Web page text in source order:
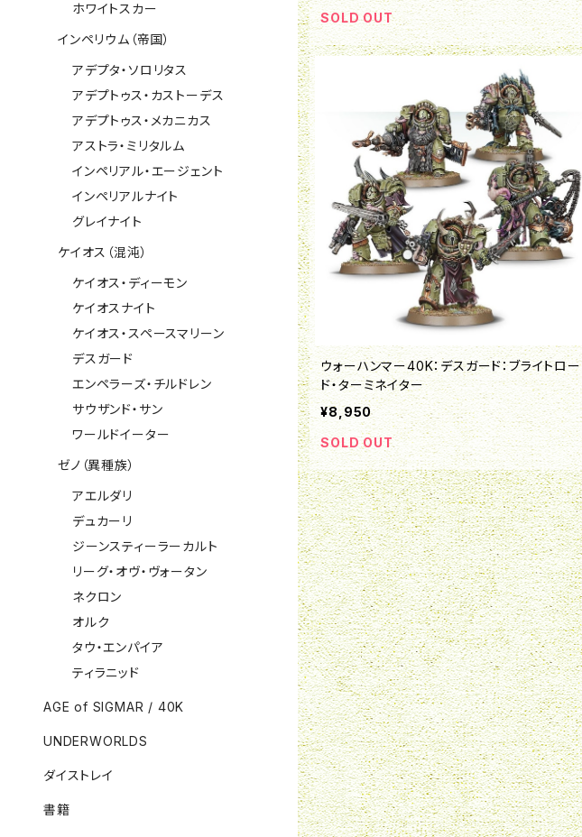
SOLD OUT
ウォーハンマー40K：デスガード：ブライトロー
ド・ターミネイター
¥8,950
SOLD OUT
ホワイトスカー
インペリウム（帝国）
アデプタ・ソロリタス
アデプトゥス・カストーデス
アデプトゥス・メカニカス
アストラ・ミリタルム
インペリアル・エージェント
インペリアルナイト
グレイナイト
ケイオス（混沌）
ケイオス・ディーモン
ケイオスナイト
ケイオス・スペースマリーン
デスガード
エンペラーズ・チルドレン
サウザンド・サン
ワールドイーター
ゼノ（異種族）
アエルダリ
デュカーリ
ジーンスティーラーカルト
リーグ・オヴ・ヴォータン
ネクロン
オルク
タウ・エンパイア
ティラニッド
AGE of SIGMAR / 40K
UNDERWORLDS
ダイストレイ
書籍